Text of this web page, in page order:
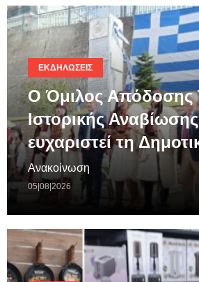
ΕΚΔΗΛΏΣΕΙΣ
Ο Όμιλος Απόδοσης
Ιστορικής
ευχαριστεί τη
Ανακοίνωση
05|08|2026